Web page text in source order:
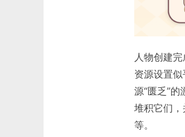
人物创建
资源设置
源“匮乏”
堆积它们
等。